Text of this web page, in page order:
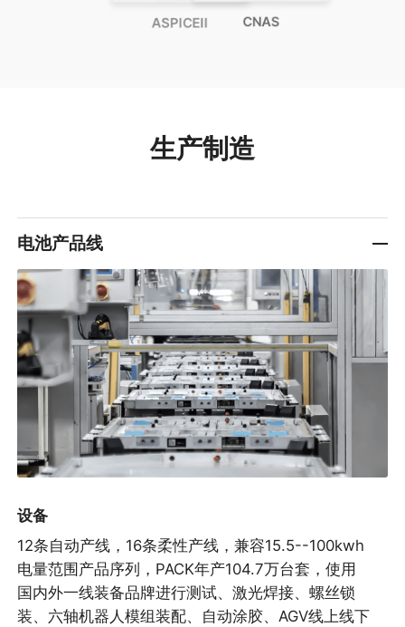
生产制造
电池产品线
设备
12条自动产线，16条柔性产线，兼容15.5--100kwh
电量范围产品序列，PACK年产104.7万台套，使用
国内外一线装备品牌进行测试、激光焊接、螺丝锁
装、六轴机器人模组装配、自动涂胶、AGV线上线下